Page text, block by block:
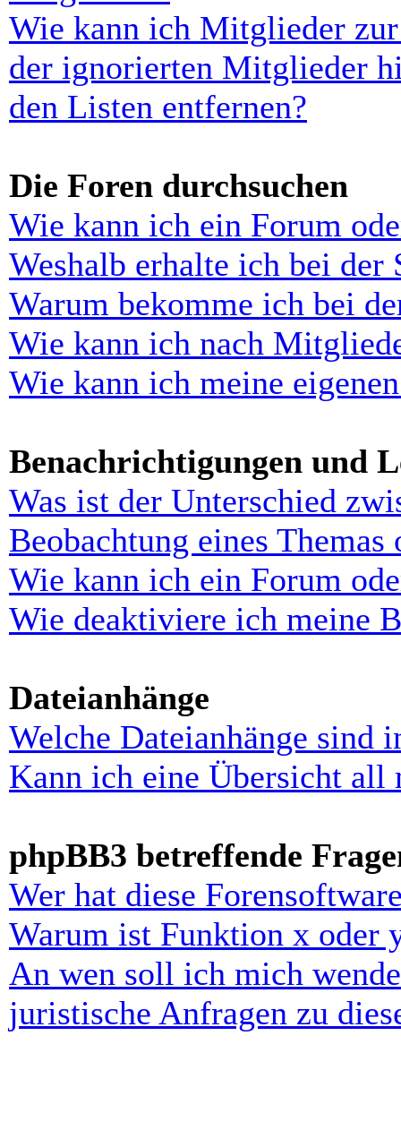
Wie kann ich Mitglieder
der ignorierten Mitglieder
den Listen entfernen?
Die Foren durchsuchen
Wie kann ich ein Forum
Weshalb erhalte ich bei der
Warum bekomme ich bei
Wie kann ich nach
Wie kann ich meine
Benachrichtigungen und
Was ist der Unterschied
Beobachtung eines Themas
Wie kann ich ein Forum
Wie deaktiviere ich meine
Dateianhänge
Welche Dateianhänge sind
Kann ich eine Übersicht all
phpBB3 betreffende
Wer hat diese
Warum ist Funktion x oder
An wen soll ich mich
juristische Anfragen zu